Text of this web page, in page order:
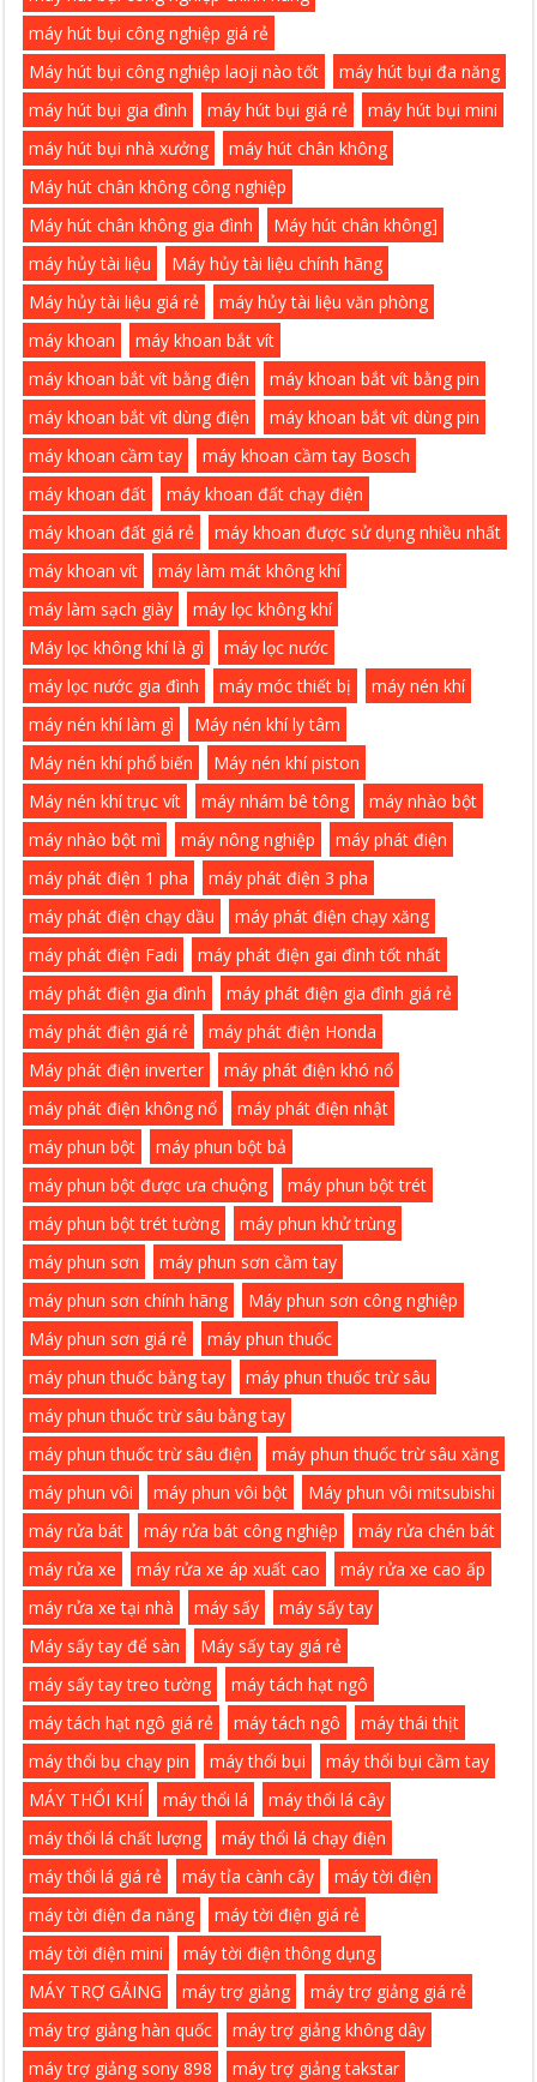
máy hút bụi công nghiệp giá rẻ
Máy hút bụi công nghiệp laoji nào tốt
máy hút bụi đa năng
máy hút bụi gia đình
máy hút bụi giá rẻ
máy hút bụi mini
máy hút bụi nhà xưởng
máy hút chân không
Máy hút chân không công nghiệp
Máy hút chân không gia đình
Máy hút chân không]
máy hủy tài liệu
Máy hủy tài liệu chính hãng
Máy hủy tài liệu giá rẻ
máy hủy tài liệu văn phòng
máy khoan
máy khoan bắt vít
máy khoan bắt vít bằng điện
máy khoan bắt vít bằng pin
máy khoan bắt vít dùng điện
máy khoan bắt vít dùng pin
máy khoan cầm tay
máy khoan cầm tay Bosch
máy khoan đất
máy khoan đất chạy điện
máy khoan đất giá rẻ
máy khoan được sử dụng nhiều nhất
máy khoan vít
máy làm mát không khí
máy làm sạch giày
máy lọc không khí
Máy lọc không khí là gì
máy lọc nước
máy lọc nước gia đình
máy móc thiết bị
máy nén khí
máy nén khí làm gì
Máy nén khí ly tâm
Máy nén khí phổ biến
Máy nén khí piston
Máy nén khí trục vít
máy nhám bê tông
máy nhào bột
máy nhào bột mì
máy nông nghiệp
máy phát điện
máy phát điện 1 pha
máy phát điện 3 pha
máy phát điện chạy dầu
máy phát điện chạy xăng
máy phát điện Fadi
máy phát điện gai đình tốt nhất
máy phát điện gia đình
máy phát điện gia đình giá rẻ
máy phát điện giá rẻ
máy phát điện Honda
Máy phát điện inverter
máy phát điện khó nổ
máy phát điện không nổ
máy phát điện nhật
máy phun bột
máy phun bột bả
máy phun bột được ưa chuộng
máy phun bột trét
máy phun bột trét tường
máy phun khử trùng
máy phun sơn
máy phun sơn cầm tay
máy phun sơn chính hãng
Máy phun sơn công nghiệp
Máy phun sơn giá rẻ
máy phun thuốc
máy phun thuốc bằng tay
máy phun thuốc trừ sâu
máy phun thuốc trừ sâu bằng tay
máy phun thuốc trừ sâu điện
máy phun thuốc trừ sâu xăng
máy phun vôi
máy phun vôi bột
Máy phun vôi mitsubishi
máy rửa bát
máy rửa bát công nghiệp
máy rửa chén bát
máy rửa xe
máy rửa xe áp xuất cao
máy rửa xe cao ấp
máy rửa xe tại nhà
máy sấy
máy sấy tay
Máy sấy tay để sàn
Máy sấy tay giá rẻ
máy sấy tay treo tường
máy tách hạt ngô
máy tách hạt ngô giá rẻ
máy tách ngô
máy thái thịt
máy thổi bụ chạy pin
máy thổi bụi
máy thổi bụi cầm tay
MÁY THỔI KHÍ
máy thổi lá
máy thổi lá cây
máy thổi lá chất lượng
máy thổi lá chạy điện
máy thổi lá giá rẻ
máy tỉa cành cây
máy tời điện
máy tời điện đa năng
máy tời điện giá rẻ
máy tời điện mini
máy tời điện thông dụng
MÁY TRỢ GẢING
máy trợ giảng
máy trợ giảng giá rẻ
máy trợ giảng hàn quốc
máy trợ giảng không dây
máy trợ giảng sony 898
máy trợ giảng takstar